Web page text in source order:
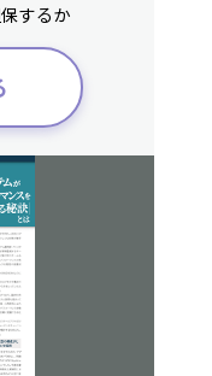
するか